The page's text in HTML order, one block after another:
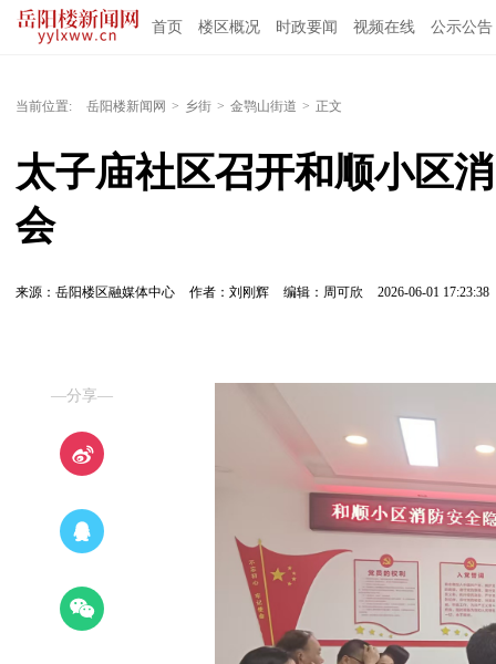
首页 楼区概况 时政要闻 视频在线 公示公告
当前位置: 岳阳楼新闻网 > 乡街 > 金鹗山街道 > 正文
太子庙社区召开和顺小区
会
来源：岳阳楼区融媒体中心 作者：刘刚辉 编辑：周可欣 2026-06-01 17:23:38
—分享—